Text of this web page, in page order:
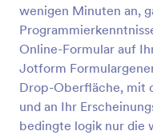
wenigen Minuten an,
Online-Formular auf
Jotform
Drop-Oberfläche, mit
und an Ihr
bedingte logik nur die
Formular Für
Ein Museumsticket-